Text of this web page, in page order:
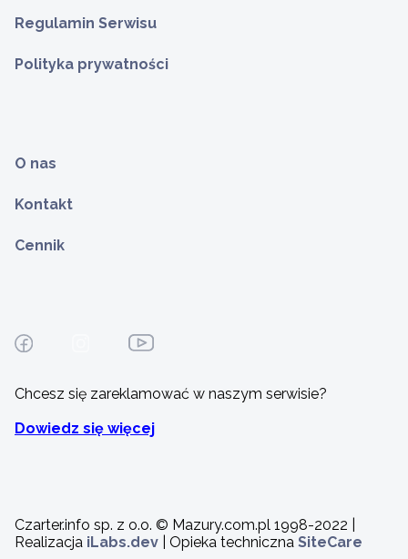
Regulamin Serwisu
Polityka prywatności
O nas
Kontakt
Cennik
Chcesz się zareklamować w naszym serwisie?
Dowiedz się więcej
Czarter.info sp. z o.o. © Mazury.com.pl 1998-2022 |
Realizacja iLabs.dev | Opieka techniczna SiteCare